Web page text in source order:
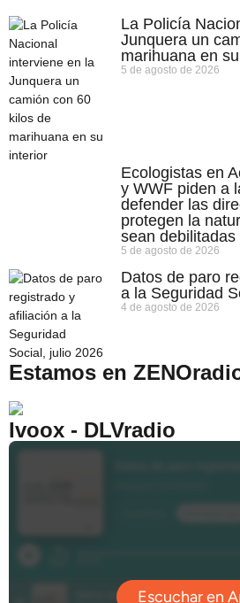
La Policía
Junquera un
marihuana en
5 de agosto de 2026
Ecologistas en
y WWF piden a
defender las
protegen la
sean debilitadas
5 de agosto de 2026
Datos de paro
a la Seguridad
4 de agosto de 2026
Estamos en
Ivoox - DLVradio